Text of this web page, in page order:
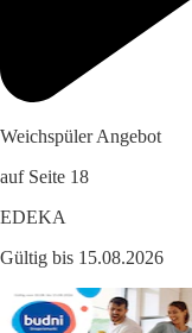
Weichspüler Angebot
auf Seite 18
EDEKA
Gültig bis 15.08.2026